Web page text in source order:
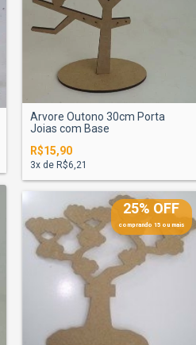
Arvore Outono 30cm Porta
Joias com Base
R$15,90
3x de R$6,21
25% OFF
comprando 15 ou mais